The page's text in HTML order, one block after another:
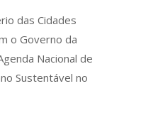
das Cidades
o Governo da
Nacional de
Sustentável no